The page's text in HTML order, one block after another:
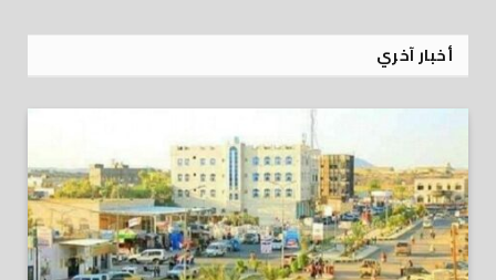
أخبار آخري